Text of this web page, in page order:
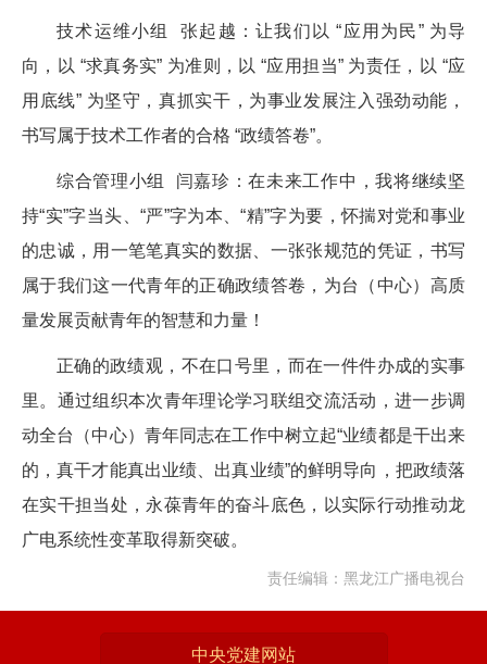
技术运维小组 张起越：让我们以 “应用为民” 为导
向，以 “求真务实” 为准则，以 “应用担当” 为责任，以 “应
用底线” 为坚守，真抓实干，为事业发展注入强劲动能，
书写属于技术工作者的合格 “政绩答卷”。
综合管理小组 闫嘉珍：在未来工作中，我将继续坚
持“实”字当头、“严”字为本、“精”字为要，怀揣对党和事业
的忠诚，用一笔笔真实的数据、一张张规范的凭证，书写
属于我们这一代青年的正确政绩答卷，为台（中心）高质
量发展贡献青年的智慧和力量！
正确的政绩观，不在口号里，而在一件件办成的实事
里。通过组织本次青年理论学习联组交流活动，进一步调
动全台（中心）青年同志在工作中树立起“业绩都是干出来
的，真干才能真出业绩、出真业绩”的鲜明导向，把政绩落
在实干担当处，永葆青年的奋斗底色，以实际行动推动龙
广电系统性变革取得新突破。
责任编辑：黑龙江广播电视台
中央党建网站